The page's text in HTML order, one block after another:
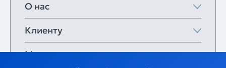
О нас
Клиенту
Мои закладки